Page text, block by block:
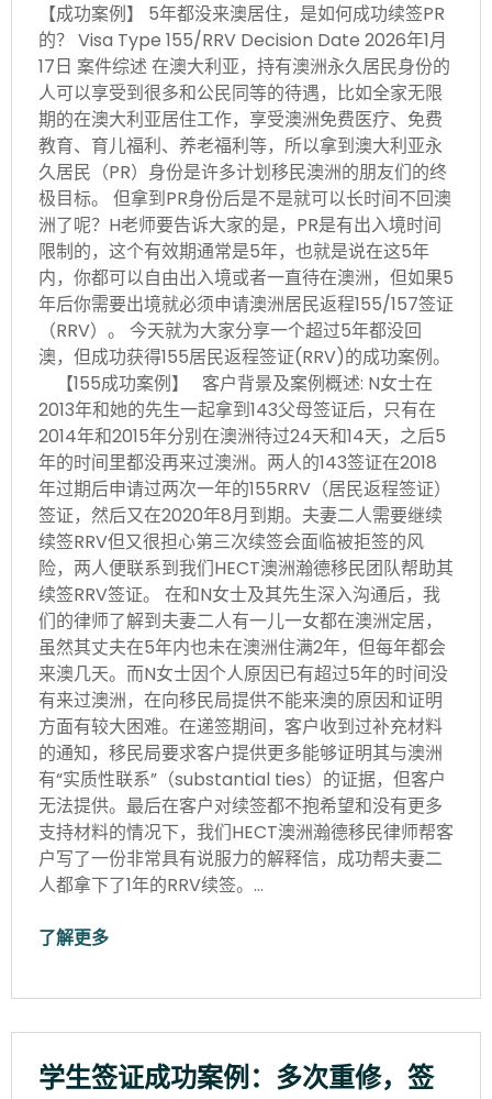
【成功案例】 5年都没来澳居住，是如何成功续签PR
的？ Visa Type 155/RRV Decision Date 2026年1月
17日 案件综述 在澳大利亚，持有澳洲永久居民身份的
人可以享受到很多和公民同等的待遇，比如全家无限
期的在澳大利亚居住工作，享受澳洲免费医疗、免费
教育、育儿福利、养老福利等，所以拿到澳大利亚永
久居民（PR）身份是许多计划移民澳洲的朋友们的终
极目标。 但拿到PR身份后是不是就可以长时间不回澳
洲了呢？H老师要告诉大家的是，PR是有出入境时间
限制的，这个有效期通常是5年，也就是说在这5年
内，你都可以自由出入境或者一直待在澳洲，但如果5
年后你需要出境就必须申请澳洲居民返程155/157签证
（RRV）。 今天就为大家分享一个超过5年都没回
澳，但成功获得155居民返程签证(RRV)的成功案例。
【155成功案例】 客户背景及案例概述: N女士在
2013年和她的先生一起拿到143父母签证后，只有在
2014年和2015年分别在澳洲待过24天和14天，之后5
年的时间里都没再来过澳洲。两人的143签证在2018
年过期后申请过两次一年的155RRV（居民返程签证）
签证，然后又在2020年8月到期。夫妻二人需要继续
续签RRV但又很担心第三次续签会面临被拒签的风
险，两人便联系到我们HECT澳洲瀚德移民团队帮助其
续签RRV签证。 在和N女士及其先生深入沟通后，我
们的律师了解到夫妻二人有一儿一女都在澳洲定居，
虽然其丈夫在5年内也未在澳洲住满2年，但每年都会
来澳几天。而N女士因个人原因已有超过5年的时间没
有来过澳洲，在向移民局提供不能来澳的原因和证明
方面有较大困难。在递签期间，客户收到过补充材料
的通知，移民局要求客户提供更多能够证明其与澳洲
有“实质性联系”（substantial ties）的证据，但客户
无法提供。最后在客户对续签都不抱希望和没有更多
支持材料的情况下，我们HECT澳洲瀚德移民律师帮客
户写了一份非常具有说服力的解释信，成功帮夫妻二
人都拿下了1年的RRV续签。…
了解更多
学生签证成功案例：多次重修，签